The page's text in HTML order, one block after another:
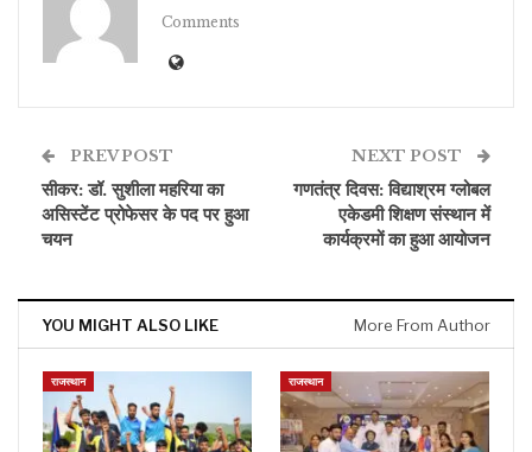
Comments
PREV POST
सीकर: डॉ. सुशीला महरिया का
असिस्टेंट प्रोफेसर के पद पर हुआ
चयन
NEXT POST
गणतंत्र दिवस: विद्याश्रम ग्लोबल
एकेडमी शिक्षण संस्थान में
कार्यक्रमों का हुआ आयोजन
YOU MIGHT ALSO LIKE More From Author
राजस्थान राजस्थान